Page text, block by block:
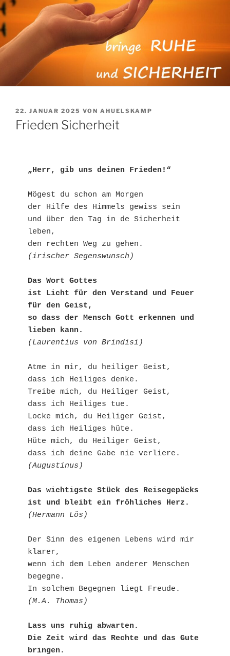
VERÖFFENTLICHT
AM
22. JANUAR 2025 VON AHUELSKAMP
Frieden Sicherheit
„Herr, gib uns deinen Frieden!“
Mögest du schon am Morgen
der Hilfe des Himmels gewiss sein
und über den Tag in de Sicherheit
leben,
den rechten Weg zu gehen.
(irischer Segenswunsch)
Das Wort Gottes
ist Licht für den Verstand und Feuer
für den Geist,
so dass der Mensch Gott erkennen und
lieben kann.
(Laurentius von Brindisi)
Atme in mir, du heiliger Geist,
dass ich Heiliges denke.
Treibe mich, du Heiliger Geist,
dass ich Heiliges tue.
Locke mich, du Heiliger Geist,
dass ich Heiliges hüte.
Hüte mich, du Heiliger Geist,
dass ich deine Gabe nie verliere.
(Augustinus)
Das wichtigste Stück des Reisegepäcks
ist und bleibt ein fröhliches Herz.
(Hermann Lös)
Der Sinn des eigenen Lebens wird mir
klarer,
wenn ich dem Leben anderer Menschen
begegne.
In solchem Begegnen liegt Freude.
(M.A. Thomas)
Lass uns ruhig abwarten.
Die Zeit wird das Rechte und das Gute
bringen.